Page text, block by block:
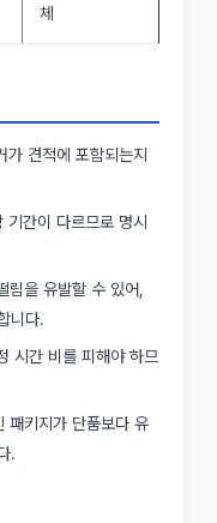
체
가 견적에 포함되는지
간이 다르므로 명시
림을 유발할 수 있어,
니다.
시간 비를 피해야 하므
패키지가 단품보다 유
.